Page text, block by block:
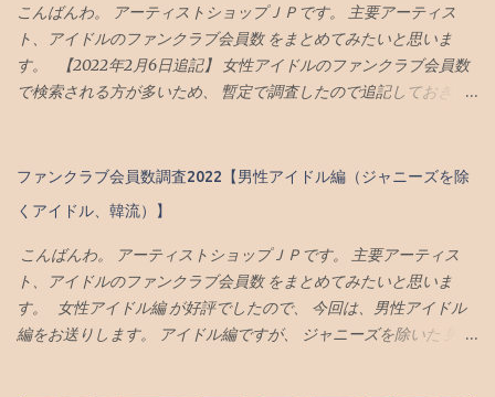
こんばんわ。 アーティストショップＪＰです。 主要アーティス
ト、アイドルのファンクラブ会員数 をまとめてみたいと思いま
す。 【2022年2月6日追記】 女性アイドルのファンクラブ会員数
で検索される方が多いため、 暫定で調査したので追記しておきま
第２回の今回は、アイドル編をお送りします。 アイドル編です
とした ファンクラブの会員数になります。 また、単純に人数が多
いアーティストでも それが会員数の合計ではありません。 退会し
た番号が空き番号になるかならないかは アーティスト、ファンク
ラブによって違うからです。 よって以下はあくまで目安や参考値
と考えてください。 【2022年2月6日追記 ここから】 ■女性アイ
ファンクラブ会員数調査2022【男性アイドル編（ジャニーズを除
くアイドル、韓流）】
こんばんわ。 アーティストショップＪＰです。 主要アーティス
ト、アイドルのファンクラブ会員数 をまとめてみたいと思いま
す。 女性アイドル編 が好評でしたので、 今回は、男性アイドル
編をお送りします。 アイドル編ですが、 ジャニーズを除いた 男